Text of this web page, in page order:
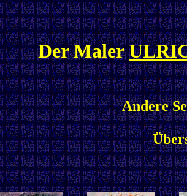
Der Maler
Andere